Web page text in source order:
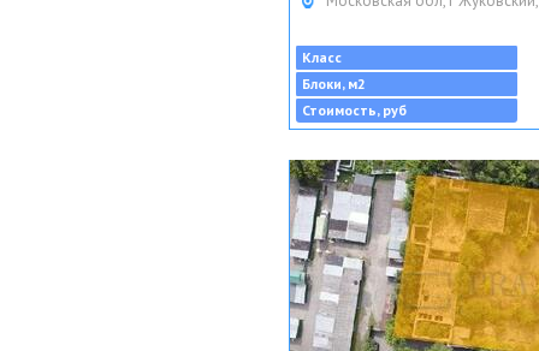
Класс
Блоки, м2
Стоимость, руб